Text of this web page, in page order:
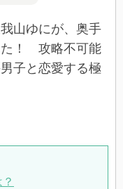
山ゆにが、奥手
た！ 攻略不可能
子と恋愛する極